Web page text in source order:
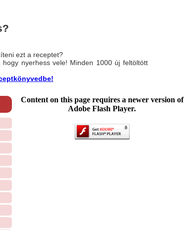
ezt a receptet?
nyerhess vele! Minden 1000 új feltöltött
Content on this page requires a newer version of
Adobe Flash Player.